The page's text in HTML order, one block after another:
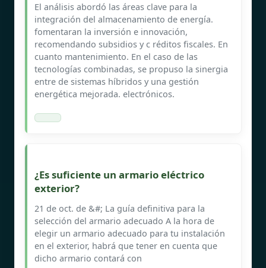
El análisis abordó las áreas clave para la
integración del almacenamiento de energía.
fomentaran la inversión e innovación,
recomendando subsidios y c réditos fiscales. En
cuanto mantenimiento. En el caso de las
tecnologías combinadas, se propuso la sinergia
entre de sistemas híbridos y una gestión
energética mejorada. electrónicos.
¿Es suficiente un armario eléctrico
exterior?
21 de oct. de &#; La guía definitiva para la
selección del armario adecuado A la hora de
elegir un armario adecuado para tu instalación
en el exterior, habrá que tener en cuenta que
dicho armario contará con